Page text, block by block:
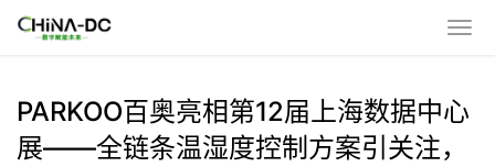
PARKOO百奥亮相第12届上海数据中心
展——全链条温湿度控制方案引关注，